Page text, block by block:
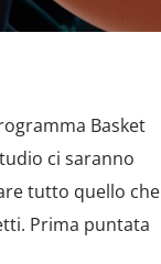
Basket
ci saranno
tutto quello che
Prima puntata